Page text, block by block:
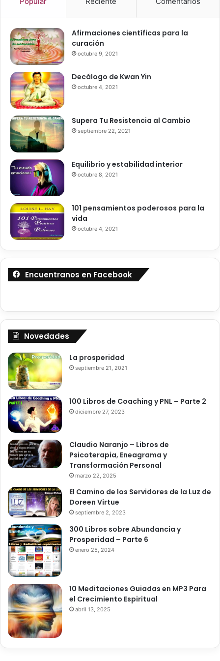
fuerzas que sostienen la vida en nuestro mundo.
Las guerras de Orión – Como
ocurrió el diluvio universal
Despierta antes del Reseteo que
pretende la Elite oscura
Swaruu explica Líneas Temporales
– Reseteo Económico y Más
r
Afirmaciones científicas para la
curación
octubre 9, 2021
Decálogo de Kwan Yin
octubre 4, 2021
Supera Tu Resistencia al Cambio
septiembre 22, 2021
Equilibrio y estabilidad interior
octubre 8, 2021
101 pensamientos poderosos para la
vida
octubre 4, 2021
Encuentranos en Facebook
Novedades
La prosperidad
septiembre 21, 2021
100 Libros de Coaching y PNL – Parte 2
diciembre 27, 2023
Claudio Naranjo – Libros de
Psicoterapia, Eneagrama y
Transformación Personal
marzo 22, 2025
El Camino de los Servidores de la Luz de
Doreen Virtue
septiembre 2, 2023
300 Libros sobre Abundancia y
Prosperidad – Parte 6
enero 25, 2024
10 Meditaciones Guiadas en MP3 Para
el Crecimiento Espiritual
abril 13, 2025